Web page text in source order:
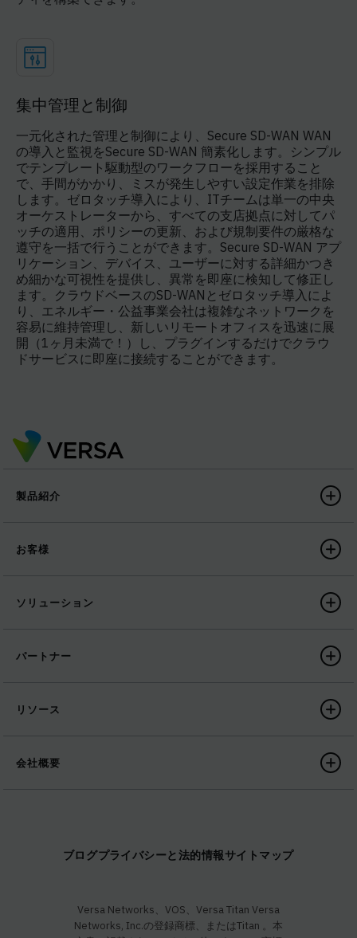
集中管理と制御
一元化された管理と制御により、Secure SD-WAN WAN
の導入と監視をSecure SD-WAN 簡素化します。シンプル
でテンプレート駆動型のワークフローを採用すること
で、手間がかかり、ミスが発生しやすい設定作業を排除
します。ゼロタッチ導入により、ITチームは単一の中央
オーケストレーターから、すべての支店拠点に対してパ
ッチの適用、ポリシーの更新、および規制要件の厳格な
遵守を一括で行うことができます。Secure SD-WAN アプ
リケーション、デバイス、ユーザーに対する詳細かつき
め細かな可視性を提供し、異常を即座に検知して修正し
ます。クラウドベースのSD-WANとゼロタッチ導入によ
り、エネルギー・公益事業会社は複雑なネットワークを
容易に維持管理し、新しいリモートオフィスを迅速に展
開（1ヶ月未満で！）し、プラグインするだけでクラウ
ドサービスに即座に接続することができます。
製品紹介
お客様
ソリューション
パートナー
リソース
会社概要
ブログプライバシーと法的情報サイトマップ
Versa Networks、VOS、Versa Titan Versa
Networks, Inc.の登録商標、またはTitan 。本